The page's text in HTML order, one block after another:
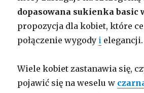
dopasowana sukienka basic
propozycja dla kobiet, które
połączenie wygody i elegancji.
Wiele kobiet zastanawia się,
pojawić się na weselu w